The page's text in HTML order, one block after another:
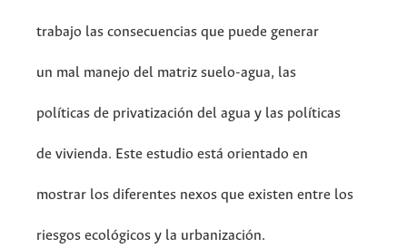
trabajo las consecuencias que puede generar
un mal manejo del matriz suelo-agua, las
políticas de privatización del agua y las políticas
de vivienda. Este estudio está orientado en
mostrar los diferentes nexos que existen entre los
riesgos ecológicos y la urbanización.